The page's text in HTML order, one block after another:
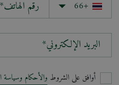
البريد الإلكتروني*
أوافق على الشروط والأحكام